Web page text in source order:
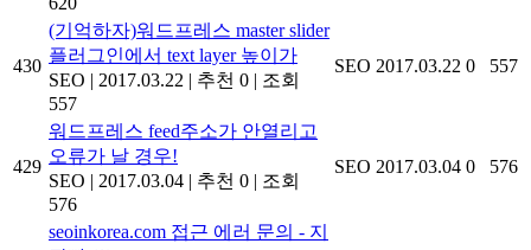
430
(기억하자)워드프레스 master slider
플러그인에서 text layer 높이가
SEO | 2017.03.22 | 추천 0 | 조회
557
SEO 2017.03.22 0 557
429
워드프레스 feed주소가 안열리고
오류가 날 경우!
SEO | 2017.03.04 | 추천 0 | 조회
576
SEO 2017.03.04 0 576
seoinkorea.com 접근 에러 문의 - 지